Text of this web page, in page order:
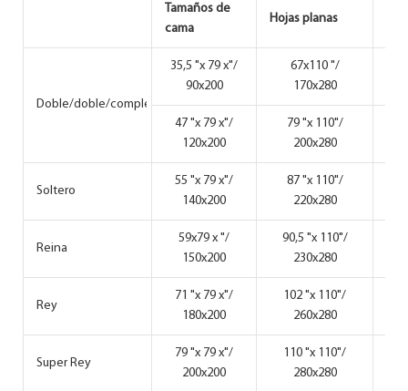
Tamaños de
cama
Hojas planas
Doble/doble/completo
35,5 "x 79 x"/
90x200
67x110 "/
170x280
47 "x 79 x"/
120x200
79 "x 110"/
200x280
Soltero
55 "x 79 x"/
140x200
87 "x 110"/
220x280
Reina
59x79 x "/
150x200
90,5 "x 110"/
230x280
Rey
71 "x 79 x"/
180x200
102 "x 110"/
260x280
Super Rey
79 "x 79 x"/
200x200
110 "x 110"/
280x280